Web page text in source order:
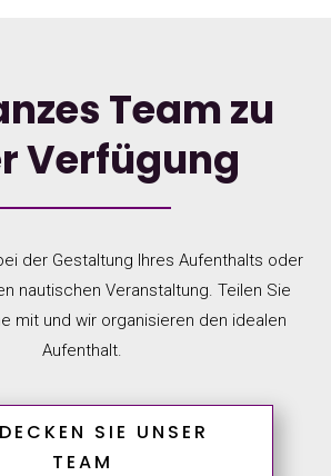
Team zu
Verfügung
der Gestaltung Ihres Aufenthalts oder
nautischen Veranstaltung. Teilen Sie
mit und wir organisieren den idealen
Aufenthalt.
SIE UNSER
TEAM